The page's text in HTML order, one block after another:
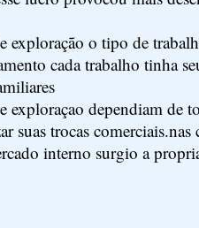
exploração o tipo de
cada trabalho tinha
exploraçao dependiam de
suas trocas
interno surgio a